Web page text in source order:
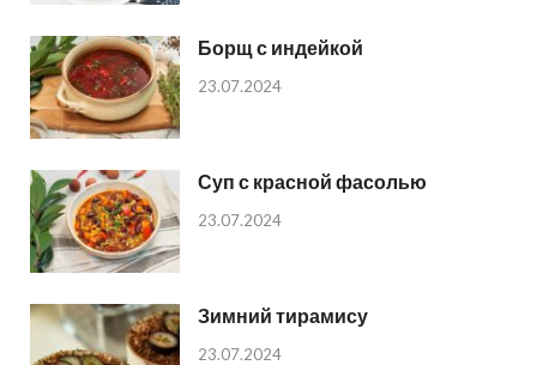
Борщ с индейкой
23.07.2024
Суп с красной фасолью
23.07.2024
Зимний тирамису
23.07.2024